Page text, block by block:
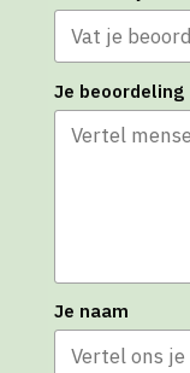
Je beoordeling
Je naam